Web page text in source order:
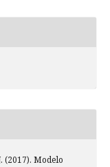
(2017). Modelo